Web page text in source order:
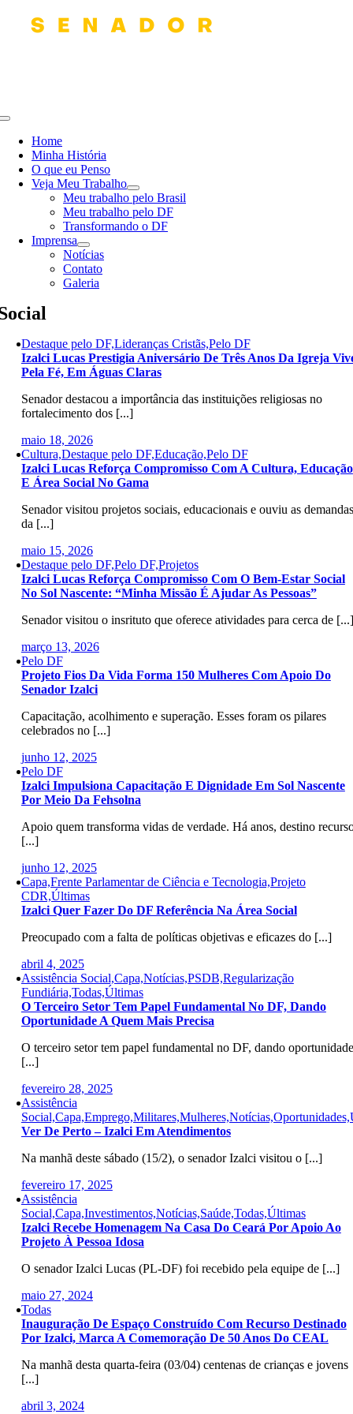
Toggle
NavigationHome
Minha História
O que eu Penso
Veja Meu Trabalho
Meu trabalho pelo Brasil
Meu trabalho pelo DF
Transformando o DF
Imprensa
Notícias
Contato
Galeria
Destaque pelo DF,Lideranças Cristãs,Pelo DF
Izalci Lucas Prestigia Aniversário De Três Anos Da Igreja
Pela Fé, Em Águas Claras
Senador destacou a importância das instituições religiosas no
fortalecimento dos [...]
maio 18, 2026
Cultura,Destaque pelo DF,Educação,Pelo DF
Izalci Lucas Reforça Compromisso Com A Cultura, Educação
E Área Social No Gama
Senador visitou projetos sociais, educacionais e ouviu as demandas
da [...]
maio 15, 2026
Destaque pelo DF,Pelo DF,Projetos
Izalci Lucas Reforça Compromisso Com O Bem-Estar Social
No Sol Nascente: “Minha Missão É Ajudar As Pessoas”
Senador visitou o insrituto que oferece atividades para cerca de [...]
março 13, 2026
Pelo DF
Projeto Fios Da Vida Forma 150 Mulheres Com Apoio Do
Senador Izalci
Capacitação, acolhimento e superação. Esses foram os pilares
celebrados no [...]
junho 12, 2025
Pelo DF
Izalci Impulsiona Capacitação E Dignidade Em Sol Nascente
Por Meio Da Fehsolna
Apoio quem transforma vidas de verdade. Há anos, destino
[...]
junho 12, 2025
Capa,Frente Parlamentar de Ciência e Tecnologia,Projeto
CDR,Últimas
Izalci Quer Fazer Do DF Referência Na Área Social
Preocupado com a falta de políticas objetivas e eficazes do [...]
abril 4, 2025
Assistência Social,Capa,Notícias,PSDB,Regularização
Fundiária,Todas,Últimas
O Terceiro Setor Tem Papel Fundamental No DF, Dando
Oportunidade A Quem Mais Precisa
O terceiro setor tem papel fundamental no DF, dando oportunidade
[...]
fevereiro 28, 2025
Assistência
Ver De Perto – Izalci Em Atendimentos
Na manhã deste sábado (15/2), o senador Izalci visitou o [...]
fevereiro 17, 2025
Assistência
Social,Capa,Investimentos,Notícias,Saúde,Todas,Últimas
Izalci Recebe Homenagem Na Casa Do Ceará Por Apoio Ao
Projeto À Pessoa Idosa
O senador Izalci Lucas (PL-DF) foi recebido pela equipe de [...]
maio 27, 2024
Todas
Inauguração De Espaço Construído Com Recurso Destinado
Por Izalci, Marca A Comemoração De 50 Anos Do CEAL
Na manhã desta quarta-feira (03/04) centenas de crianças e jovens
[...]
abril 3, 2024